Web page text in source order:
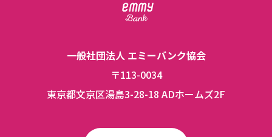
一般社団法人 エミーバンク協会
〒113-0034
東京都文京区湯島3-28-18 ADホームズ2F